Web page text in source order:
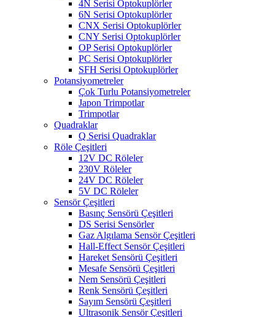
4N Serisi Optokuplörler
6N Serisi Optokuplörler
CNX Serisi Optokuplörler
CNY Serisi Optokuplörler
OP Serisi Optokuplörler
PC Serisi Optokuplörler
SFH Serisi Optokuplörler
Potansiyometreler
Çok Turlu Potansiyometreler
Japon Trimpotlar
Trimpotlar
Quadraklar
Q Serisi Quadraklar
Röle Çeşitleri
12V DC Röleler
230V Röleler
24V DC Röleler
5V DC Röleler
Sensör Çeşitleri
Basınç Sensörü Çeşitleri
DS Serisi Sensörler
Gaz Algılama Sensör Çeşitleri
Hall-Effect Sensör Çeşitleri
Hareket Sensörü Çeşitleri
Mesafe Sensörü Çeşitleri
Nem Sensörü Çeşitleri
Renk Sensörü Çeşitleri
Sayım Sensörü Çeşitleri
Ultrasonik Sensör Çeşitleri